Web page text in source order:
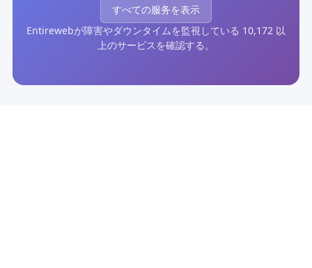
すべての服务を表示
Entirewebが障害やダウンタイムを監視している 10,172 以
上のサービスを確認する。